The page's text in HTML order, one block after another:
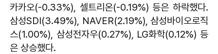
카카오(-0.33%), 셀트리온(-0.19%) 등은 하락했다.
삼성SDI(3.49%), NAVER(2.19%), 삼성바이오로직
스(1.00%), 삼성전자우(0.27%), LG화학(0.12%) 등
은 상승했다.